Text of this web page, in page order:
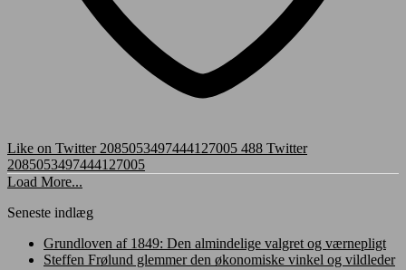
Like on Twitter 2085053497444127005 488 Twitter
2085053497444127005
Load More...
Seneste indlæg
Grundloven af 1849: Den almindelige valgret og værnepligt
Steffen Frølund glemmer den økonomiske vinkel og vildleder